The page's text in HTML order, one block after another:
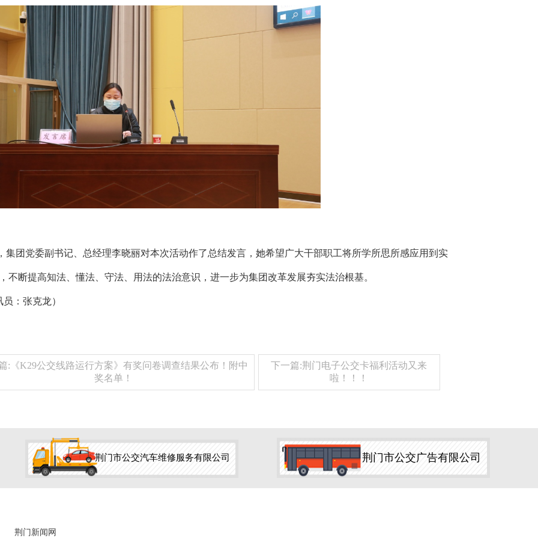
党委副书记、总经理李晓丽对本次活动作了总结发言，她希望广大干部职工将所学所思所感应用到实
不断提高知法、懂法、守法、用法的法治意识，进一步为集团改革发展夯实法治根基。
：张克龙）
:《K29公交线路运行方案》有奖问卷调查结果公布！附中
奖名单！
下一篇:荆门电子公交卡福利活动又来
啦！！！
荆门市公交汽车维修服务有限公司 荆门市公交广告有限公司
荆门新闻网